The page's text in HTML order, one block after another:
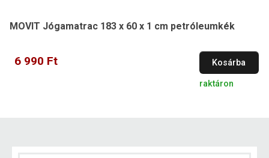
MOVIT Jógamatrac 183 x 60 x 1 cm petróleumkék
6 990 Ft Kosárba
raktáron